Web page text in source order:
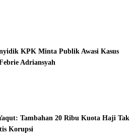
KPK Minta Publik Awasi Kasus
Adriansyah
Tambahan 20 Ribu Kuota Haji Tak
Korupsi